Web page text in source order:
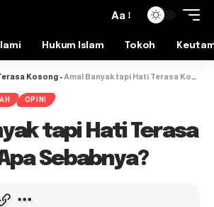
Aa
Hukum Islam Tokoh
Kosong - Amal Banyak tapi Hati Terasa Kosong, Apa Sebabnya?
OPINI
tapi Hati Terasa
Sebabnya?